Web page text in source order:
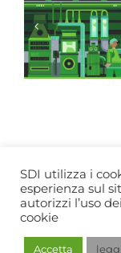
per
al
Copyright 1991 -
SDI utilizza i
esperienza sul
autorizzi l’uso
cookie
Accetta